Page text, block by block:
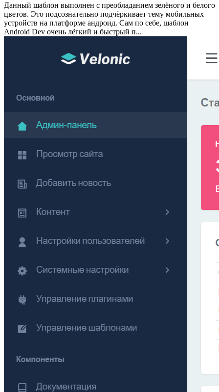
Данный шаблон выполнен с преобладанием зелёного и белого
цветов. Это подсознательно подчёркивает тему мобильных
устройств на платформе андроид. Сам по себе, шаблон
Android Dev очень лёгкий и быстрый п...